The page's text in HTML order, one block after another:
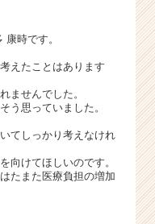
時です。
えたことはあります
ませんでした。
う思っていました。
てしっかり考えなけれ
向けてほしいのです。
たまた医療負担の増加